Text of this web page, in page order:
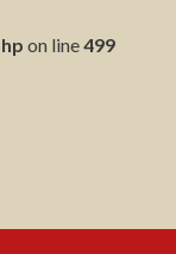
on line499